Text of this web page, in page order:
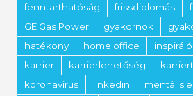
fenntarthatóság
frissdiplomás
GE Gas Power
gyakornok
hatékony
home office
karrier
karrierlehetőség
koronavírus
linkedin
mentális